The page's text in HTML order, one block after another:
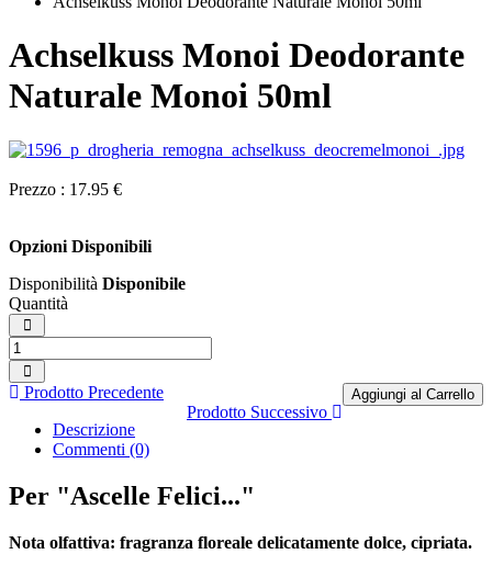
Achselkuss Monoi Deodorante
Naturale Monoi 50ml
Prezzo : 17.95 €
Opzioni Disponibili
Disponibilità Disponibile
Quantità
Aggiungi al Carrello
Prodotto Precedente
Prodotto Successivo
Descrizione
Commenti (0)
Per "Ascelle Felici..."
Nota olfattiva: fragranza floreale delicatamente dolce, cipriata.